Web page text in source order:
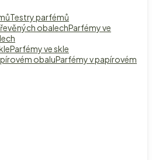
Testry parfémů
Parfémy ve
Parfémy ve skle
Parfémy v papírovém